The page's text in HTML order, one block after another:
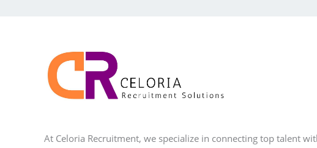
At Celoria Recruitment, we specialize in connecting top talent